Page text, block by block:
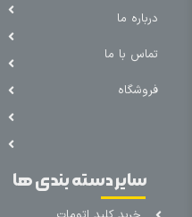
درباره ما
تماس با ما
فروشگاه
سایر دسته بندی ها